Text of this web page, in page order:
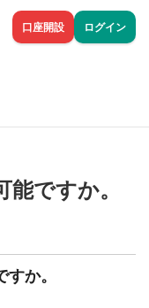
口座開設 ログイン
ですか。
か。